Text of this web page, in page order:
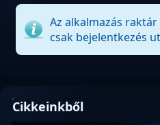
Az alkalmazás
csak bejelentkezés
Cikkeinkből